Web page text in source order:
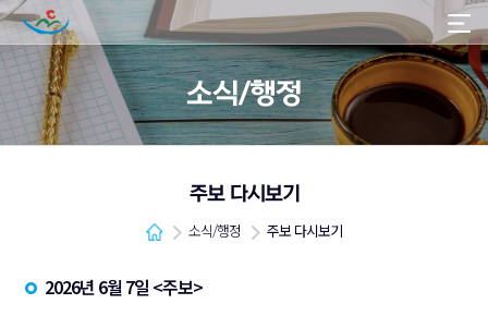
소식/행정
주보 다시보기
소식/행정 주보 다시보기
2026년 6월 7일 <주보>